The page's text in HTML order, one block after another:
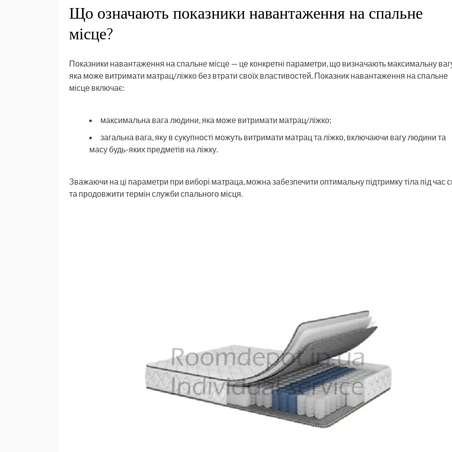
Що означають показники навантаження на спальне
місце?
Показники навантаження на спальне місце — це конкретні параметри, що визначають максимальну
яка може витримати матрац/ліжко без втрати своїх властивостей. Показник навантаження на спальне
місце включає:
максимальна вага людини, яка може витримати матрац/ліжко;
загальна вага, яку в сукупності можуть витримати матрац та ліжко, включаючи вагу людини та
масу будь-яких предметів на ліжку.
Зважаючи на ці параметри при виборі матраца, можна забезпечити оптимальну підтримку тіла під час
та продовжити термін служби спального місця.